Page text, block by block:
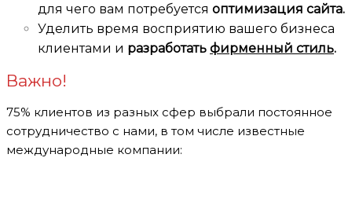
для чего вам потребуется оптимизация сайта.
Уделить время восприятию вашего бизнеса
клиентами и разработать фирменный стиль.
Важно!
75% клиентов из разных сфер выбрали постоянное
сотрудничество с нами, в том числе известные
международные компании: